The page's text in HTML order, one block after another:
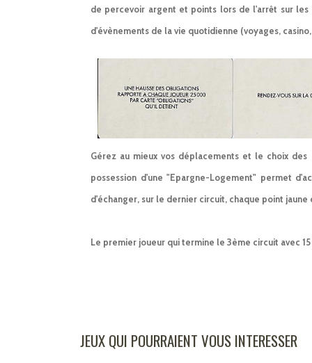
de percevoir argent et points lors de l'arrêt sur les
d'évènements de la vie quotidienne (voyages,
Gérez au mieux vos déplacements et le choix
possession d'une "Epargne-Logement" permet
d'échanger, sur le dernier circuit, chaque point
Le premier joueur qui termine le 3ème circuit avec
JEUX QUI POURRAIENT VOUS INTERESSER